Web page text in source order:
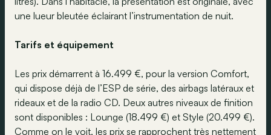
une lueur bleutée éclairant l’instrumentation de nuit.
Tarifs et équipement
Les prix démarrent à 16.499 €, pour la version Comfort,
qui dispose déjà de l’ESP de série, des airbags latéraux et
rideaux et de la radio CD. Deux autres niveaux de finition
sont disponibles : Lounge (18.499 €) et Style (20.499 €).
Comme on le voit, les prix se rapprochent très nettement